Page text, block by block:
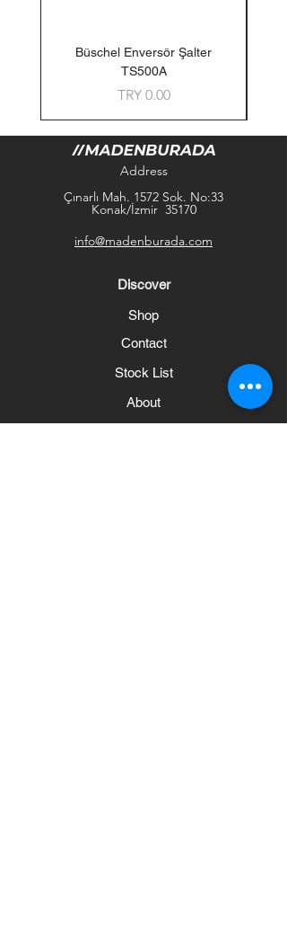
Büschel Enversör Şalter
TS500A
Price
TRY 0.00
Address
Çınarlı Mah. 1572 Sok. No:33
Konak/İzmir 35170
info@madenburada.com
Discover
Shop
Contact
Stock List
About